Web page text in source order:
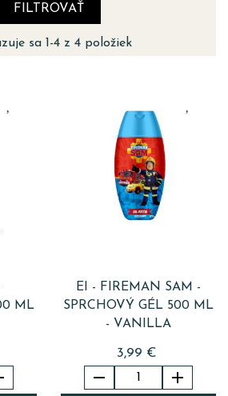
FILTROVAŤ
sa 1-4 z 4 položiek
ML
EI - FIREMAN SAM -
SPRCHOVÝ GÉL 500 ML
- VANILLA
3,99 €
 